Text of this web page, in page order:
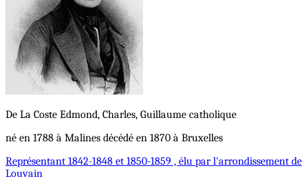
De La Coste Edmond, Charles, Guillaume catholique
né en 1788 à Malines décédé en 1870 à Bruxelles
Représentant 1842-1848 et 1850-1859 , élu par l'arrondissement de
Louvain